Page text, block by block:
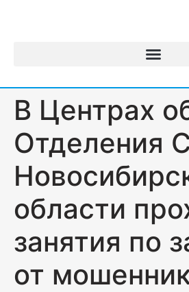
В Центрах
Отделения
области
занятия по
от